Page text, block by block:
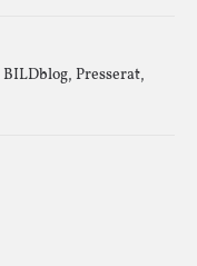
BILDblog, Presserat,